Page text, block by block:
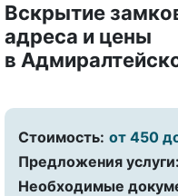
Вскрытие
адреса и цены
в
Стоимость: от 450
Предложения услуги:
Необходимые